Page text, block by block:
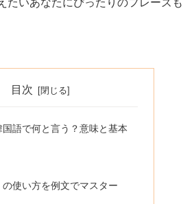
たいあなたにぴったりのフレーズも
目次
国語で何と言う？意味と基本
の使い方を例文でマスター